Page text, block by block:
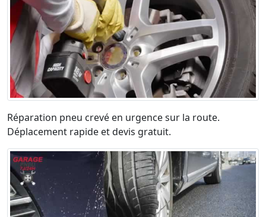
Réparation pneu crevé en urgence sur la route.
Déplacement rapide et devis gratuit.